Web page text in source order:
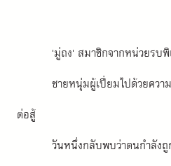
'มู่ถง' สมาชิกจากหน่วยรบ
ชายหนุ่มผู้เปี่ยมไปด้วยควา
ต่อสู้
วันหนึ่งกลับพบว่าตนกำลัง